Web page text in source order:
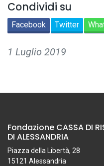
Condividi su
Facebook Twitter
1 Luglio 2019
Fondazione CASSA DI
DI ALESSANDRIA
Piazza della Libertà, 28
15121 Alessandria